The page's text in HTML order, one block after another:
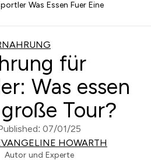
Was Essen Fuer Eine
für
Was essen
Tour?
07/01/25
HOWARTH
Autor und Experte